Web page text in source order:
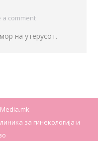
a comment
на утерусот.
за гинекологија и